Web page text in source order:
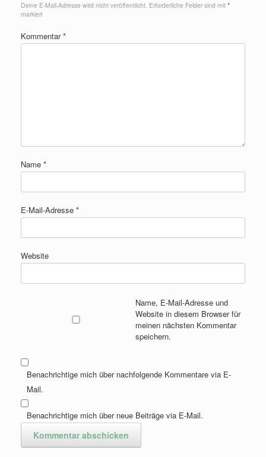
Deine E-Mail-Adresse wird nicht veröffentlicht. Erforderliche Felder sind mit *
markiert
Kommentar*
Name *
E-Mail-Adresse *
Website
Name, E-Mail-Adresse und
Website in diesem Browser für
meinen nächsten Kommentar
speichern.
Benachrichtige mich über nachfolgende Kommentare via E-
Mail.
Benachrichtige mich über neue Beiträge via E-Mail.